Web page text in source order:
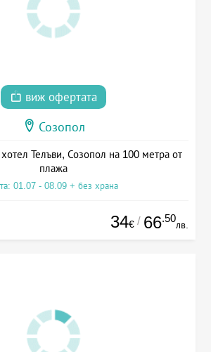
виж офертата
Созопол
Телъви, Созопол на 100 метра от
плажа
01.07 - 08.09 + без храна
34€ / 66.50
лв.